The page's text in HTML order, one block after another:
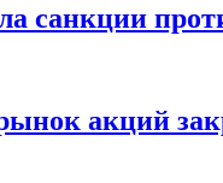
санкции
акций